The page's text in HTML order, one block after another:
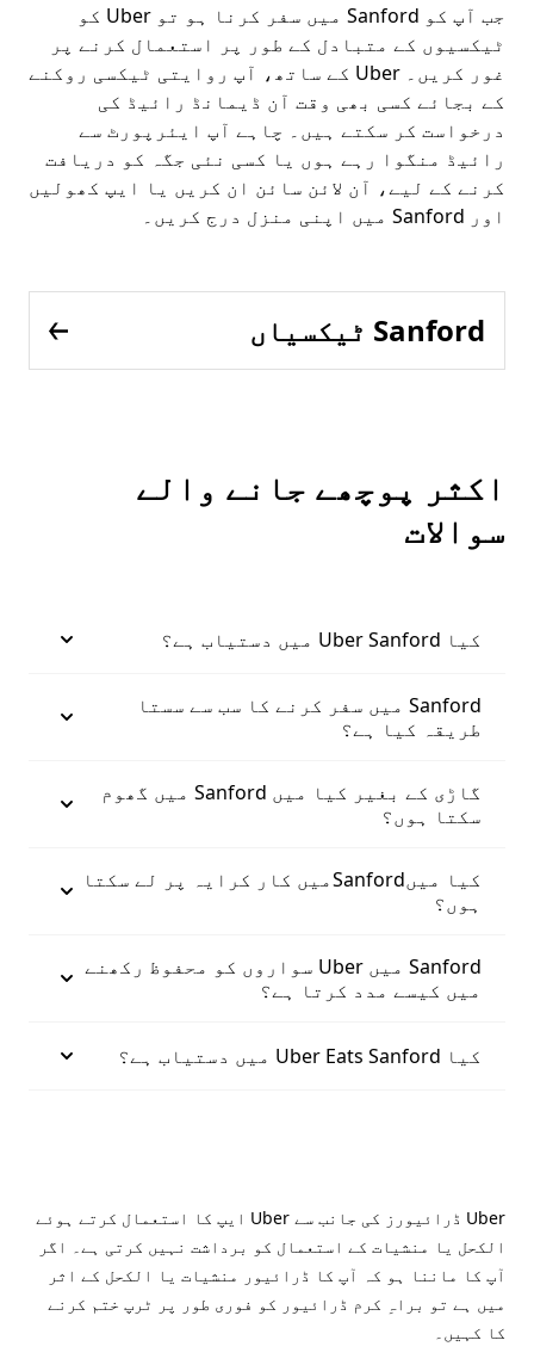
جب آپ کو Sanford میں سفر کرنا ہو تو Uber کو
ٹیکسیوں کے متبادل کے طور پر استعمال کرنے پر
غور کریں۔ Uber کے ساتھ، آپ روایتی ٹیکسی روکنے
کے بجائے کسی بھی وقت آن ڈیمانڈ رائیڈ کی
درخواست کر سکتے ہیں۔ چاہے آپ ایئرپورٹ سے
رائیڈ منگوا رہے ہوں یا کسی نئی جگہ کو دریافت
کرنے کے لیے، آن لائن سائن ان کریں یا ایپ کھولیں
اور Sanford میں اپنی منزل درج کریں۔
Sanford ٹیکسیاں
اکثر پوچھے جانے والے
سوالات
کیا Uber Sanford میں دستیاب ہے؟
Sanford میں سفر کرنے کا سب سے سستا
طریقہ کیا ہے؟
گاڑی کے بغیر کیا میں Sanford میں گھوم
سکتا ہوں؟
کیا میںSanfordمیں کار کرایہ پر لے سکتا
ہوں؟
Sanford میں Uber سواروں کو محفوظ رکھنے
میں کیسے مدد کرتا ہے؟
کیا Uber Eats Sanford میں دستیاب ہے؟
Uber ڈرائیورز کی جانب سے Uber ایپ کا استعمال کرتے ہوئے
الکحل یا منشیات کے استعمال کو برداشت نہیں کرتی ہے۔ اگر
آپ کا ماننا ہو کہ آپ کا ڈرائیور منشیات یا الکحل کے اثر
میں ہے تو براہِ کرم ڈرائیور کو فوری طور پر ٹرپ ختم کرنے
کا کہیں۔